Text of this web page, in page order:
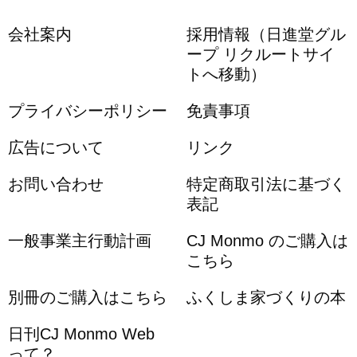
会社案内
採用情報（日進堂グル
ープ リクルートサイ
トへ移動）
プライバシーポリシー 免責事項
広告について リンク
お問い合わせ
特定商取引法に基づく
表記
一般事業主行動計画
CJ Monmo のご購入は
こちら
別冊のご購入はこちら ふくしま家づくりの本
日刊CJ Monmo Web
って？